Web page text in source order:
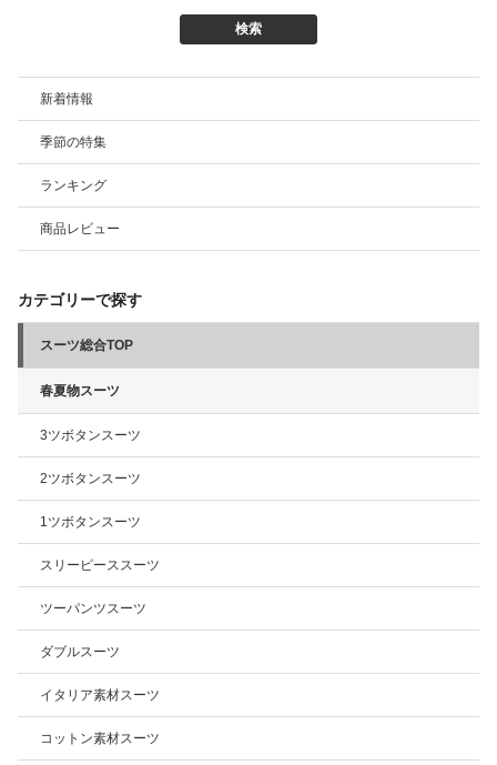
新着情報
季節の特集
ランキング
商品レビュー
カテゴリーで探す
スーツ総合TOP
春夏物スーツ
3ツボタンスーツ
2ツボタンスーツ
1ツボタンスーツ
スリーピーススーツ
ツーパンツスーツ
ダブルスーツ
イタリア素材スーツ
コットン素材スーツ